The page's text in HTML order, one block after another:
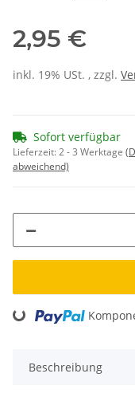
2,95 €
inkl. 19% USt. , zzgl.
Sofort verfügbar
Lieferzeit:2 - 3 Werktage
abweichend)
Loading...
Beschreibung